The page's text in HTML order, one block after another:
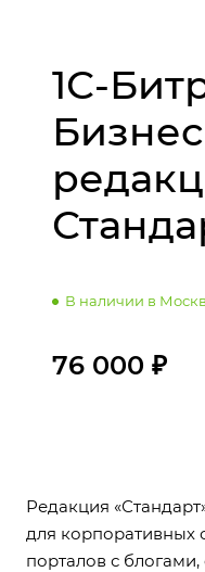
1С-
В наличии в
76 000 ₽
Редакция
для
порталов с